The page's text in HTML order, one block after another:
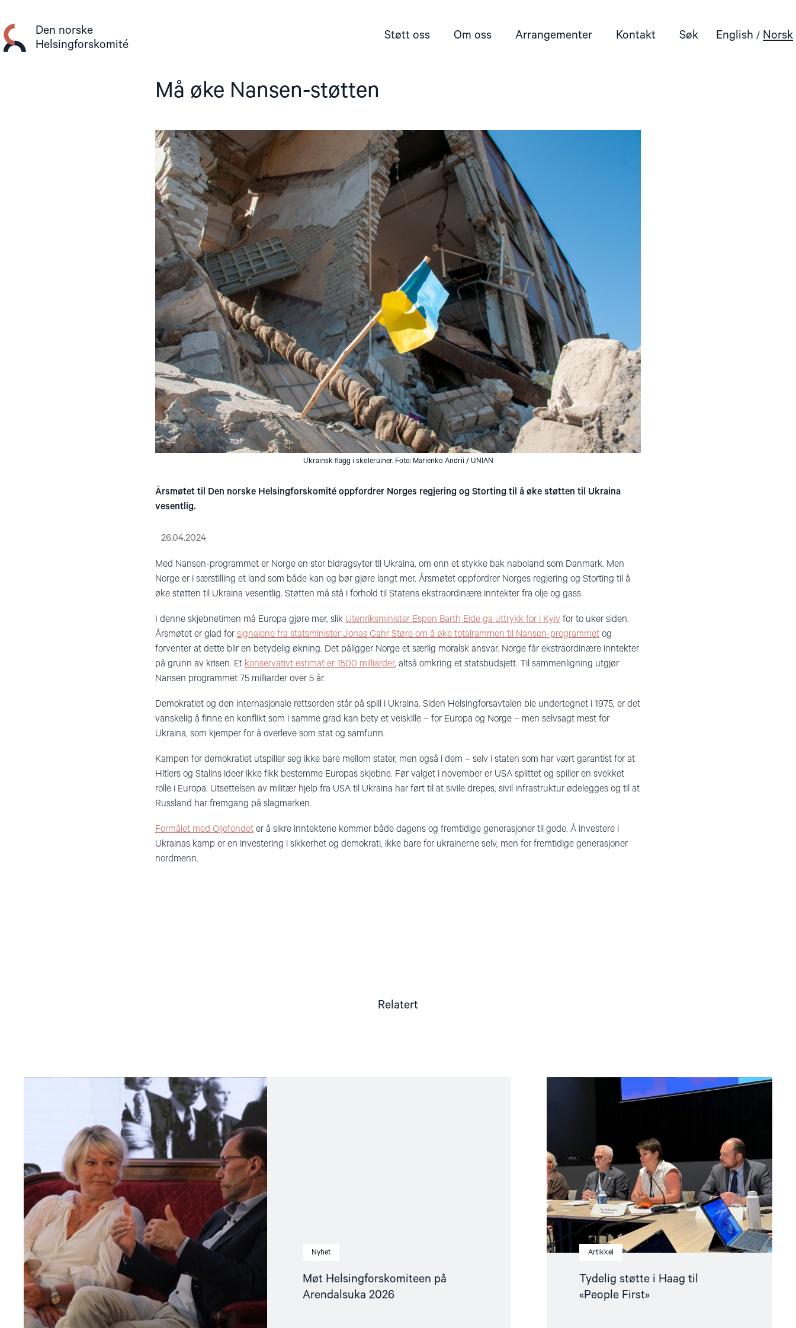
innhold
Den norske
Helsingforskomité
Støtt oss Om oss Arrangementer Kontakt Søk English Norsk
Må øke Nansen-støtten
Ukrainsk flagg i skoleruiner. Foto: Marienko Andrii / UNIAN
Årsmøtet til Den norske Helsingforskomité oppfordrer Norges regjering og Storting til å øke støtten til Ukraina
vesentlig.
26.04.2024
Med Nansen-programmet er Norge en stor bidragsyter til Ukraina, om enn et stykke bak naboland som Danmark. Men
Norge er i særstilling et land som både kan og bør gjøre langt mer. Årsmøtet oppfordrer Norges regjering og Storting til å
øke støtten til Ukraina vesentlig. Støtten må stå i forhold til Statens ekstraordinære inntekter fra olje og gass.
I denne skjebnetimen må Europa gjøre mer, slik Utenriksminister Espen Barth Eide ga uttrykk for i Kyiv for to uker siden.
Årsmøtet er glad for signalene fra statsminister Jonas Gahr Støre om å øke totalrammen til Nansen-programmet og
forventer at dette blir en betydelig økning. Det påligger Norge et særlig moralsk ansvar. Norge får ekstraordinære inntekter
på grunn av krisen. Et konservativt estimat er 1500 milliarder, altså omkring et statsbudsjett. Til sammenligning utgjør
Nansen programmet 75 milliarder over 5 år.
Demokratiet og den internasjonale rettsorden står på spill i Ukraina. Siden Helsingforsavtalen ble undertegnet i 1975, er det
vanskelig å finne en konflikt som i samme grad kan bety et veiskille – for Europa og Norge – men selvsagt mest for
Ukraina, som kjemper for å overleve som stat og samfunn.
Kampen for demokratiet utspiller seg ikke bare mellom stater, men også i dem – selv i staten som har vært garantist for at
Hitlers og Stalins ideer ikke fikk bestemme Europas skjebne. Før valget i november er USA splittet og spiller en svekket
rolle i Europa. Utsettelsen av militær hjelp fra USA til Ukraina har ført til at sivile drepes, sivil infrastruktur ødelegges og til at
Russland har fremgang på slagmarken.
Formålet med Oljefondet er å sikre inntektene kommer både dagens og fremtidige generasjoner til gode. Å investere i
Ukrainas kamp er en investering i sikkerhet og demokrati, ikke bare for ukrainerne selv, men for fremtidige generasjoner
nordmenn.
Relatert
Nyhet
Møt Helsingforskomiteen på
Arendalsuka 2026
Artikkel
Tydelig støtte i Haag til
«People First»
article
til
«People
First»"